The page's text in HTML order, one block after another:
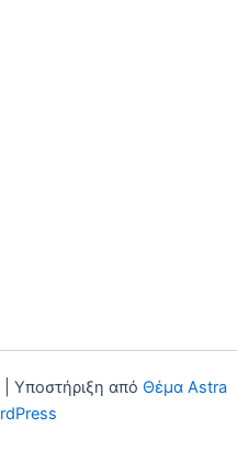
Υποστήριξη από Θέμα Astra